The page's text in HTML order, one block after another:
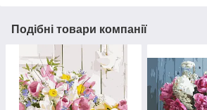
Подібні товари компанії